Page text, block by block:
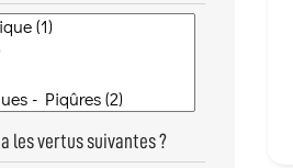
les vertus suivantes ?